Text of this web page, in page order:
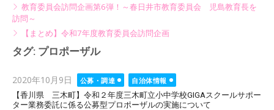
教育委員会訪問企画第6弾！～春日井市教育委員会 児島教育長を
訪問～
【まとめ】令和7年度教育委員会訪問企画
タグ: プロポーザル
Posted
on
2020年10月9日 公募・調達
自治体情報
【香川県 三木町】令和２年度三木町立小中学校GIGAスクールサポー
ター業務委託に係る公募型プロポーザルの実施について